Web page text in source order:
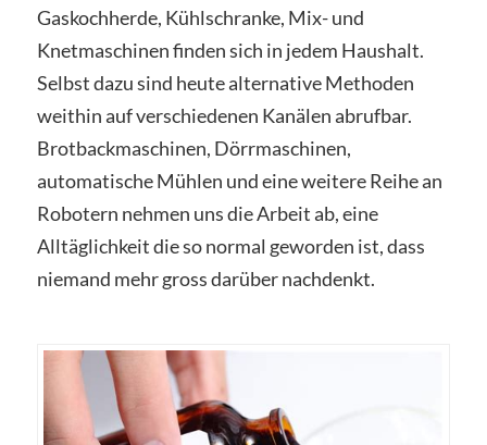
Gaskochherde, Kühlschranke, Mix- und
Knetmaschinen finden sich in jedem Haushalt.
Selbst dazusind heute alternative Methoden
weithin auf verschiedenen Kanälen abrufbar.
Brotbackmaschinen, Dörrmaschinen,
automatische Mühlen und eine weitere Reihe an
Robotern nehmen uns die Arbeit ab, eine
Alltäglichkeit die so normal geworden ist, dass
niemand mehr gross darüber nachdenkt.